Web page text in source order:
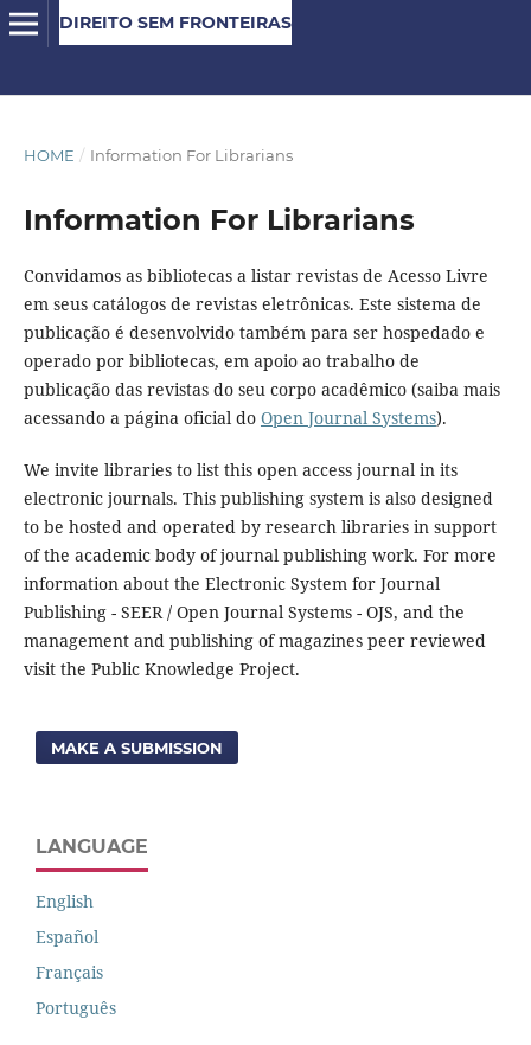
DIREITO SEM FRONTEIRAS
HOME / Information For Librarians
Information For Librarians
Convidamos as bibliotecas a listar revistas de Acesso Livre
em seus catálogos de revistas eletrônicas. Este sistema de
publicação é desenvolvido também para ser hospedado e
operado por bibliotecas, em apoio ao trabalho de
publicação das revistas do seu corpo acadêmico (saiba mais
acessando a página oficial do Open Journal Systems).
We invite libraries to list this open access journal in its
electronic journals. This publishing system is also designed
to be hosted and operated by research libraries in support
of the academic body of journal publishing work. For more
information about the Electronic System for Journal
Publishing - SEER / Open Journal Systems - OJS, and the
management and publishing of magazines peer reviewed
visit the Public Knowledge Project.
MAKE A SUBMISSION
LANGUAGE
English
Español
Français
Português